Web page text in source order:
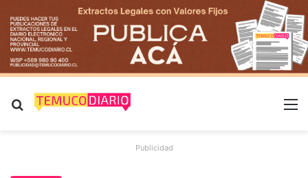
Buscar por
Publicidad